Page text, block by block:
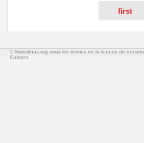
first
© Swisslinux.org sous les termes de la licence de
Contact